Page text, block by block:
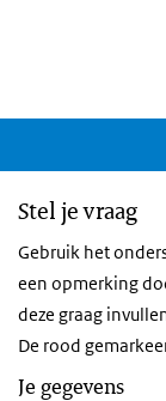
Stel je vraag
Gebruik het
een opmerking
deze graag
De rood
Je gegevens